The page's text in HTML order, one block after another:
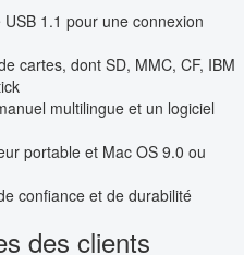
1.1 pour une connexion
cartes, dont SD, MMC, CF, IBM
multilingue et un logiciel
portable et Mac OS 9.0 ou
confiance et de durabilité
des clients